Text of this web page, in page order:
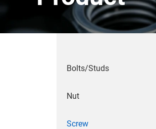
Bolts/Studs
Nut
Screw